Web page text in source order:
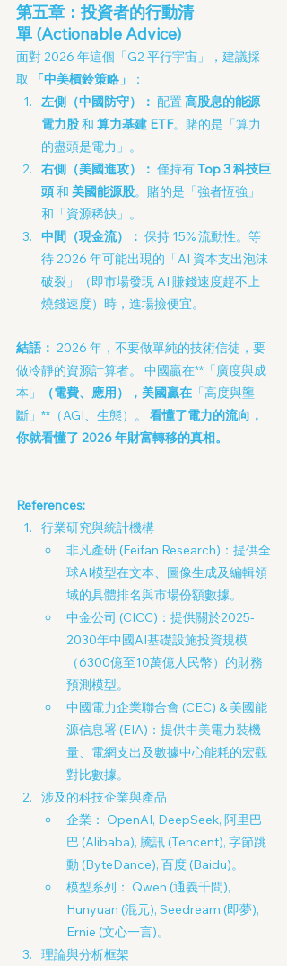
第五章：投資者的行動清
單 (Actionable Advice)
面對 2026 年這個「G2 平行宇宙」，建議採
取
「中美槓鈴策略」
：
左側（中國防守）： 配置 高股息的能源
電力股 和 算力基建 ETF。賭的是「算力
的盡頭是電力」。
右側（美國進攻）： 僅持有 Top 3 科技巨
頭 和 美國能源股。賭的是「強者恆強」
和「資源稀缺」。
中間（現金流）： 保持 15% 流動性。等
待 2026 年可能出現的「AI 資本支出泡沫
破裂」（即市場發現 AI 賺錢速度趕不上
燒錢速度）時，進場撿便宜。
結語： 2026 年，不要做單純的技術信徒，要
做冷靜的資源計算者。 中國贏在**「廣度與成
本」
（電費、應用），美國贏在 「高度與壟
斷」**（AGI、生態）。 看懂了電力的流向，
你就看懂了 2026 年財富轉移的真相。
References:
行業研究與統計機構
非凡產研 (Feifan Research)：提供全
球AI模型在文本、圖像生成及編輯領
域的具體排名與市場份額數據。
中金公司 (CICC)：提供關於2025-
2030年中國AI基礎設施投資規模
（6300億至10萬億人民幣）的財務
預測模型。
中國電力企業聯合會 (CEC) & 美國能
源信息署 (EIA)：提供中美電力裝機
量、電網支出及數據中心能耗的宏觀
對比數據。
涉及的科技企業與產品
企業： OpenAI, DeepSeek, 阿里巴
巴 (Alibaba), 騰訊 (Tencent), 字節跳
動 (ByteDance), 百度 (Baidu)。
模型系列： Qwen (通義千問),
Hunyuan (混元), Seedream (即夢),
Ernie (文心一言)。
理論與分析框架